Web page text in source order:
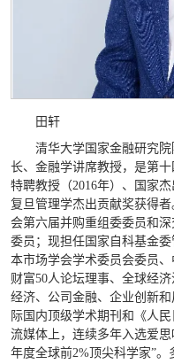
田轩
清华大学国家金融研究
长、金融学讲席教授，是第
特聘教授（2016年）、国家
复旦管理学杰出贡献奖获得
会第六届并购重组委委员和
委员；现担任国家自科基金
本市场学会学术委员会委员
财富50人论坛理事、全球经
经济、公司金融、企业创新
际国内顶级学术期刊和《人
流媒体上，连续多年入选爱思
年度全球前2%顶尖科学家”